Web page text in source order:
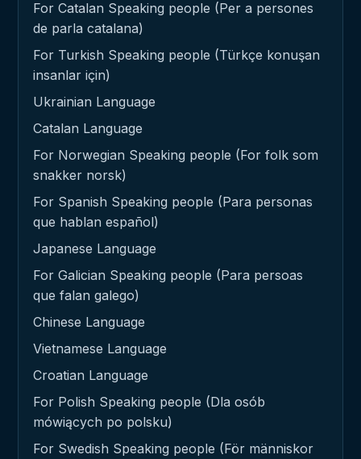
For Catalan Speaking people (Per a persones
de parla catalana)
For Turkish Speaking people (Türkçe konuşan
insanlar için)
Ukrainian Language
Catalan Language
For Norwegian Speaking people (For folk som
snakker norsk)
For Spanish Speaking people (Para personas
que hablan español)
Japanese Language
For Galician Speaking people (Para persoas
que falan galego)
Chinese Language
Vietnamese Language
Croatian Language
For Polish Speaking people (Dla osób
mówiących po polsku)
For Swedish Speaking people (För människor